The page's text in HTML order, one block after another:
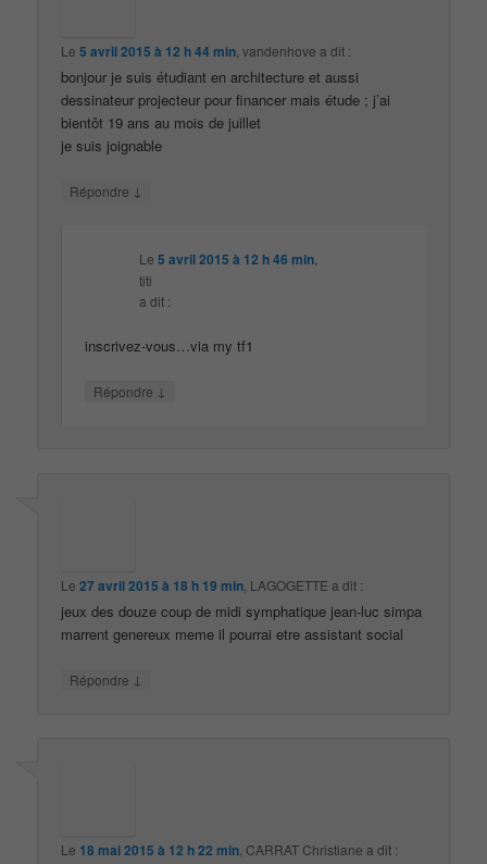
Le5 avril 2015 à 12 h 44 min ,vandenhove a dit :
bonjour je suis étudiant en architecture et aussi
dessinateur projecteur pour financer mais étude ; j’ai
bientôt 19 ans au mois de juillet
je suis joignable
Répondre ↓
Le5 avril 2015 à 12 h 46 min
titi
a dit :
inscrivez-vous…via my tf1
Répondre ↓
Le27 avril 2015 à 18 h 19 min LAGOGETTE a dit :
jeux des douze coup de midi symphatique jean-luc simpa
marrent genereux meme il pourrai etre assistant social
Répondre ↓
Le 18 mai 2015 à 12 h 22 min CARRAT Christiane a dit :